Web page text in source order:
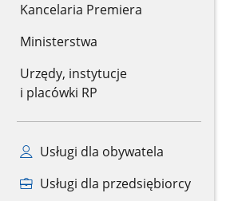
Kancelaria Premiera
Ministerstwa
Urzędy, instytucje
i placówki RP
Usługi dla obywatela
Usługi dla przedsiębiorcy